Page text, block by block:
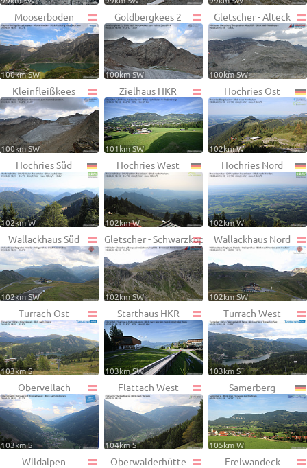
Mooserboden
100km SW
Goldbergkees 2
100km SW
Gletscher - Alteck
100km SW
Kleinfleißkees
100km SW
Zielhaus HKR
101km SW
Hochries Ost
102km W
Hochries Süd
102km W
Hochries West
102km W
Hochries Nord
102km W
Wallackhaus Süd
102km SW
Gletscher - Schwarzkopf
102km SW
Wallackhaus Nord
102km SW
Turrach Ost
103km S
Starthaus HKR
103km SW
Turrach West
103km S
Obervellach
103km S
Flattach West
104km S
Samerberg
105km W
Wildalpen Oberwalderhütte Freiwandeck